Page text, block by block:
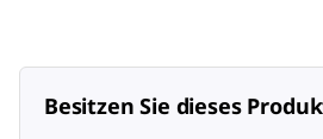
Besitzen Sie dieses